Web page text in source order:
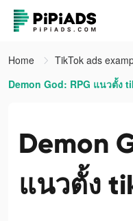
Home
TikTok ads
Demon God: RPG แนวตั้ง
Demon
แนวตั้ง